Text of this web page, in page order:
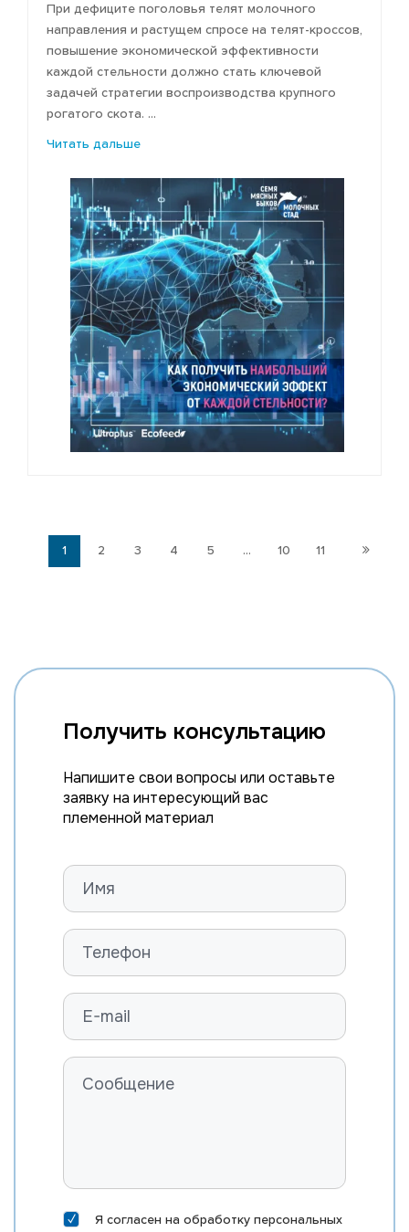
При дефиците поголовья телят молочного
направления и растущем спросе на телят-кроссов,
повышение экономической эффективности
каждой стельности должно стать ключевой
задачей стратегии воспроизводства крупного
рогатого скота. ...
Читать дальше
1 2 3 4 5 ... 10 11
Получить консультацию
Напишите свои вопросы или оставьте
заявку на интересующий вас
племенной материал
Я согласен на обработку персональных